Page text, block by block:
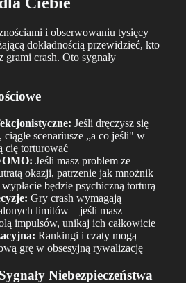
i obserwowaniu tysięcy
dokładnością przewidzieć, kto
grami crash. Oto sygnały
Jeśli dręczysz się
ciągłe scenariusze „a co jeśli" w
cię torturować
Jeśli masz problem ze
okazji, patrzenie jak mnożnik
będzie psychiczną torturą
Gry crash wymagają
limitów – jeśli masz
impulsów, unikaj ich całkowicie
Rankingi i czaty mogą
grę w obsesyjną rywalizację
Niebezpieczeństwa